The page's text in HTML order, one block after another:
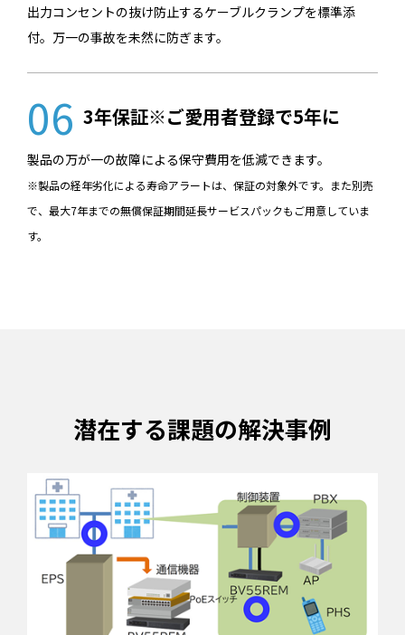
出力コンセントの抜け防止するケーブルクランプを標準添
付。万一の事故を未然に防ぎます。
06 3年保証※ご愛用者登録で5年に
製品の万が一の故障による保守費用を低減できます。
※製品の経年劣化による寿命アラートは、保証の対象外です。また別売
で、最大7年までの無償保証期間延長サービスパックもご用意していま
す。
潜在する課題の解決事例